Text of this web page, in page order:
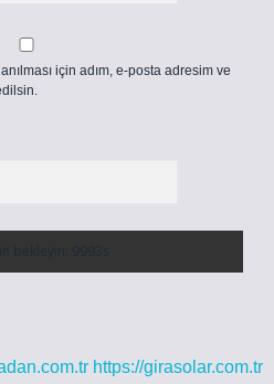
için adım, e-posta adresim ve
https://girasolar.com.tr